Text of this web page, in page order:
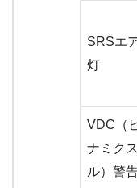
SRSエ
灯
VDC（
ナミク
ル）警